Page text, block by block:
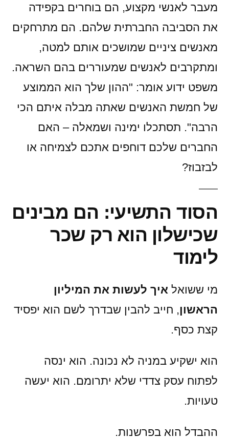
מעבר לאנשי מקצוע, הם בוחרים בקפידה
את הסביבה החברתית שלהם. הם מתרחקים
מאנשים ציניים שמושכים אותם למטה,
ומתקרבים לאנשים שמעוררים בהם השראה.
משפט ידוע אומר: "ההון שלך הוא הממוצע
של חמשת האנשים שאתה מבלה איתם הכי
הרבה". תסתכלו ימינה ושמאלה – האם
החברים שלכם דוחפים אתכם לצמיחה או
לבזבוז?
הסוד התשיעי: הם מבינים
שכישלון הוא רק שכר
לימוד
מי ששואל איך לעשות את המיליון
הראשון, חייב להבין שבדרך לשם הוא יפסיד
קצת כסף.
הוא ישקיע במניה לא נכונה. הוא ינסה
לפתוח עסק צדדי שלא יתרומם. הוא יעשה
טעויות.
ההבדל הוא בפרשנות.